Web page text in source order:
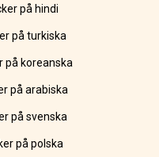
på hindi
på turkiska
på koreanska
på arabiska
på svenska
på polska